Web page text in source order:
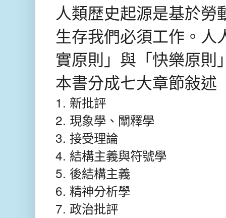
人類歴史起源是基於勞
生存我們必須工作。人
實原則」與「快樂原則
本書分成七大章節敍述
1. 新批評
2. 現象學、闡釋學
3. 接受理論
4. 結構主義與符號學
5. 後結構主義
6. 精神分析學
7. 政治批評